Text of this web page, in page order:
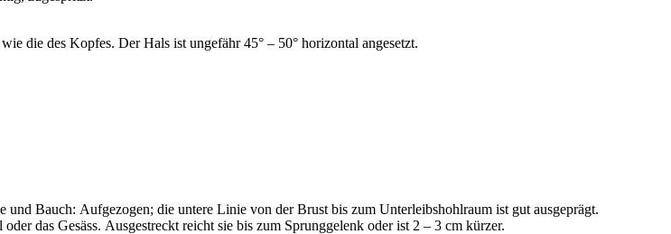
die des Kopfes. Der Hals ist ungefähr 45° – 50° horizontal angesetzt.
Bauch: Aufgezogen; die untere Linie von der Brust bis zum Unterleibshohlraum ist gut ausgeprägt.
das Gesäss. Ausgestreckt reicht sie bis zum Sprunggelenk oder ist 2 – 3 cm kürzer.